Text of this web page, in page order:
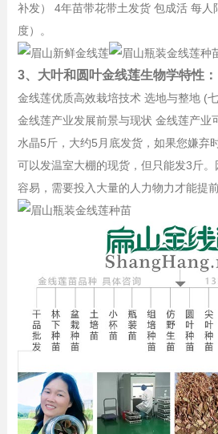
补发） 4年苗带花带土发货 包成活 每人
度）。
3、大叶和圆叶金线莲生物学特性：
金线莲优质高效栽培技术 选地与整地 (
金线莲产业发展前景与现状 金线莲产
水晶5斤，大约5月底发货，如果您嫌弃
可以发温室大棚的现货，但只能发3斤
容易，需要投入大量的人力物力才能提